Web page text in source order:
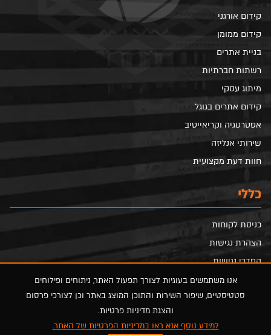
קידום אורגני
קידום ממומן
בניית אתרים
רשתות חברתיות
מיתוג עסקי
קידום אתרים בגוגל
אסטרטגיה וקריאייטיב
שירותי אנליזה
חוות דעת מקצועית
כללי
כניסת לקוחות
הצהרת נגישות
הסדרי נגישות
מדיניות פרטיות
מפת אתר
FOLLOW US
אנו משתמשים בעוגיות לצורך תפעול האתר, ניתוחים ופילוחים
סטטיסטיים, שיפור השירות והתוכן המוצג באתר וכן לצורכי פרסום
והצגת מדיניות פרטיות.
למידע נוסף אנא ראו במדיניות הפרטיות של האתר.